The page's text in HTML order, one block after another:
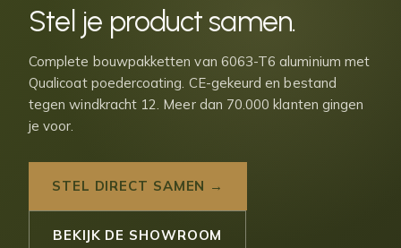
Stel je product samen.
Complete bouwpakketten van 6063-T6 aluminium met
Qualicoat poedercoating. CE-gekeurd en bestand
tegen windkracht 12. Meer dan 70.000 klanten gingen
je voor.
STEL DIRECT SAMEN →
BEKIJK DE SHOWROOM